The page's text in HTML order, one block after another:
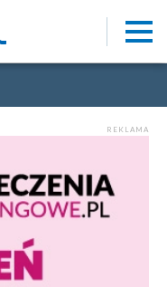
REKLAMA